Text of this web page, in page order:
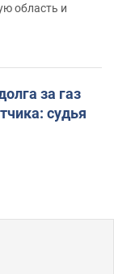
область и
за газ
судья